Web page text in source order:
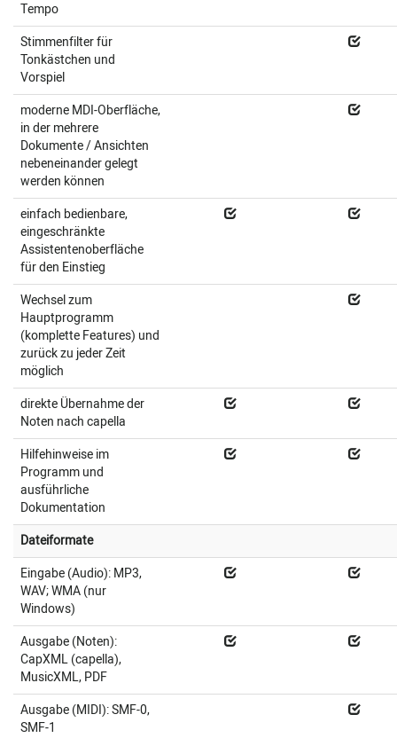
Tempo
Stimmenfilter für
Tonkästchen und
Vorspiel
moderne MDI-Oberfläche,
in der mehrere
Dokumente / Ansichten
nebeneinander gelegt
werden können
einfach bedienbare,
eingeschränkte
Assistentenoberfläche
für den Einstieg
Wechsel zum
Hauptprogramm
(komplette Features) und
zurück zu jeder Zeit
möglich
direkte Übernahme der
Noten nach capella
Hilfehinweise im
Programm und
ausführliche
Dokumentation
Dateiformate
Eingabe (Audio): MP3,
WAV; WMA (nur
Windows)
Ausgabe (Noten):
CapXML (capella),
MusicXML, PDF
Ausgabe (MIDI): SMF-0,
SMF-1